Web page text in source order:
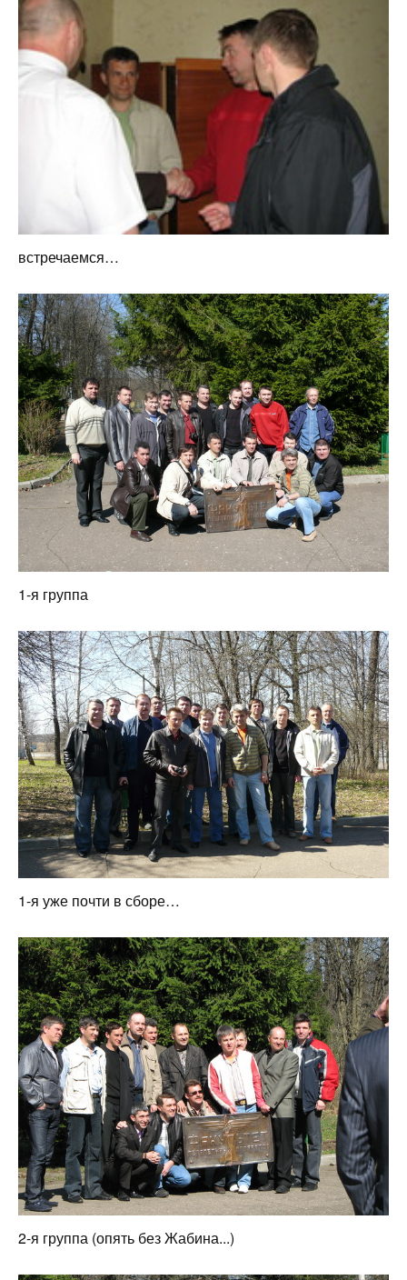
встречаемся…
1-я группа
1-я уже почти в сборе…
2-я группа (опять без Жабина...)